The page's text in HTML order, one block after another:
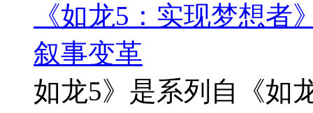
《如龙5：实现梦想者
叙事变革
如龙5》是系列自《如